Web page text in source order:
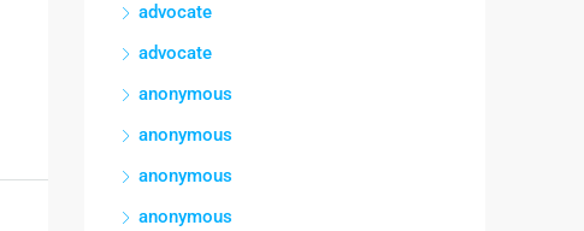
advocate
advocate
anonymous
anonymous
anonymous
anonymous